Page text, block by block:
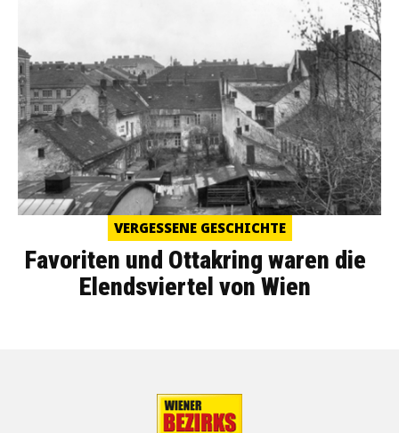
VERGESSENE GESCHICHTE
Favoriten und Ottakring waren die
Elendsviertel von Wien